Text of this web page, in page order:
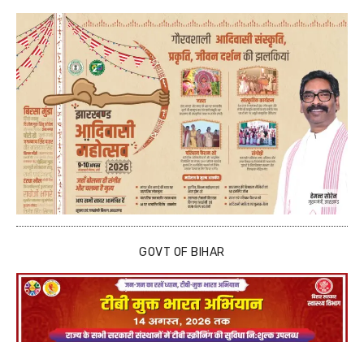
GOVT OF BIHAR